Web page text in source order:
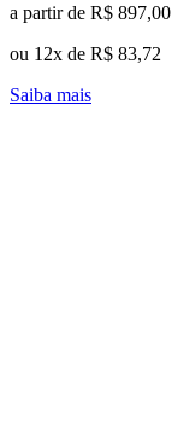
a partir de R$ 897,00
ou 12x de R$ 83,72
Saiba mais